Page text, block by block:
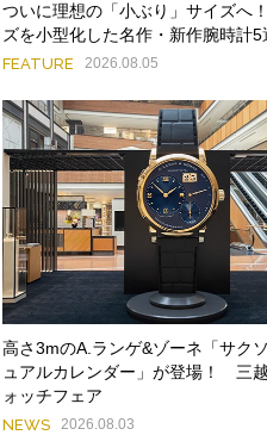
ついに理想の「小ぶり」サイズへ
ズを小型化した名作・新作腕時計5
FEATURE 2026.08.05
高さ3mのA.ランゲ&ゾーネ「サク
ュアルカレンダー」が登場！ 三
ォッチフェア
NEWS 2026.08.03